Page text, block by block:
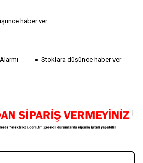
haber ver
Stoklara düşünce haber ver